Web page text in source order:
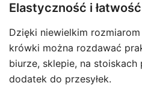
Elastyczność i
Dzięki niewielkim
krówki można rozdawać
biurze, sklepie, na
dodatek do przesyłek.